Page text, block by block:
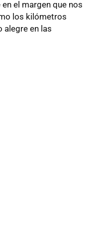
el margen que nos
los kilómetros
alegre en las